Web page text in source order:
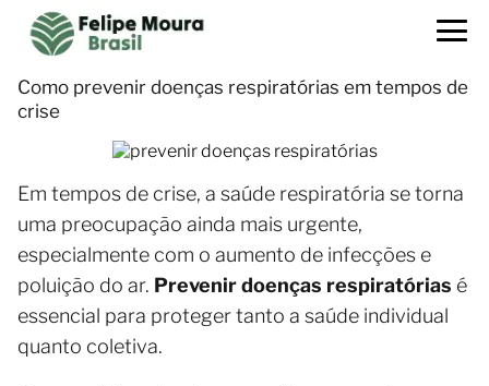
Como prevenir doenças respiratórias em tempos de
crise
Em tempos de crise, a saúde respiratória se torna
uma preocupação ainda mais urgente,
especialmente com o aumento de infecções e
poluição do ar. Prevenir doenças respiratórias é
essencial para proteger tanto a saúde individual
quanto coletiva.